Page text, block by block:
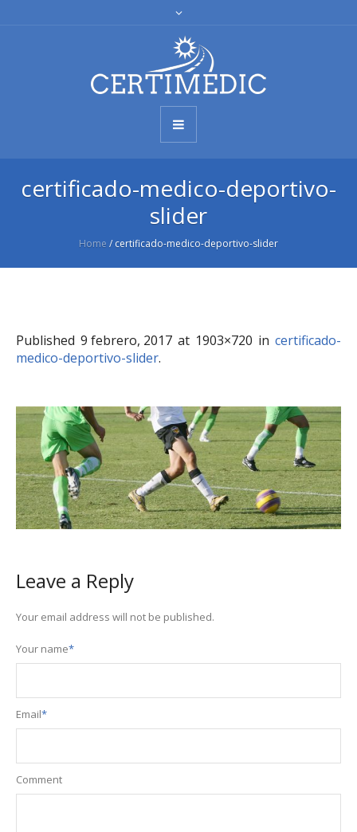
certificado-medico-deportivo-
slider
Home / certificado-medico-deportivo-slider
Published 9 febrero, 2017 at 1903×720 in certificado-
medico-deportivo-slider.
Leave a Reply
Your email address will not be published.
Your name*
Email*
Comment